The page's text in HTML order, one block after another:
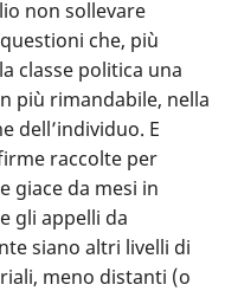
non sollevare
che, più
classe politica una
più rimandabile, nella
dell’individuo. E
raccolte per
giace da mesi in
gli appelli da
siano altri livelli di
meno distanti (o